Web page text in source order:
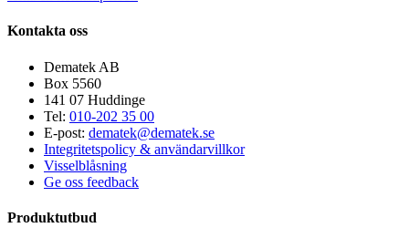
Kontakta oss
Dematek AB
Box 5560
141 07 Huddinge
Tel: 010-202 35 00
E-post: dematek@dematek.se
Integritetspolicy & användarvillkor
Visselblåsning
Ge oss feedback
Produktutbud